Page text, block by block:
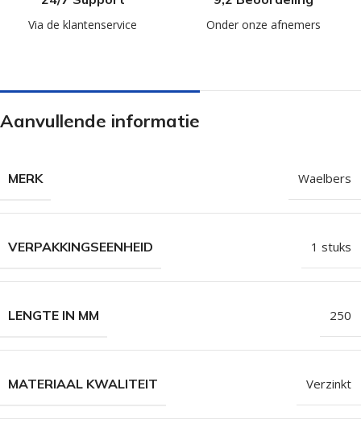
Via de klantenservice Onder onze afnemers
Aanvullende informatie
MERK Waelbers
VERPAKKINGSEENHEID 1 stuks
LENGTE IN MM 250
MATERIAAL KWALITEIT Verzinkt